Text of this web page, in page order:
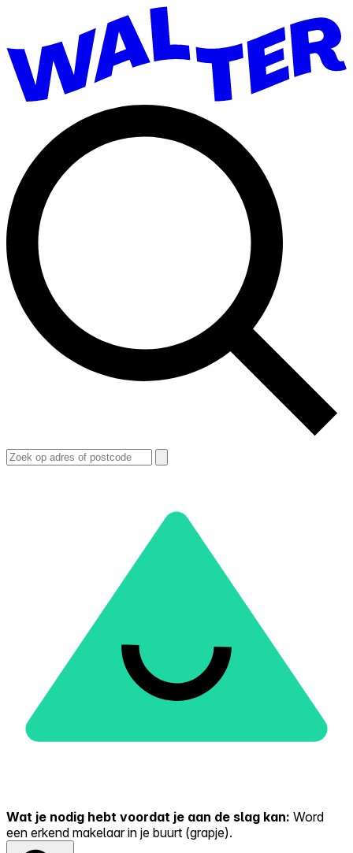
Wat je nodig hebt voordat je aan de slag kan: Word
een erkend makelaar in je buurt (grapje).